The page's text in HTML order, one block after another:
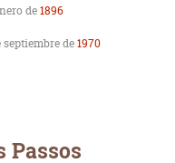
de1896
de1970
Passos